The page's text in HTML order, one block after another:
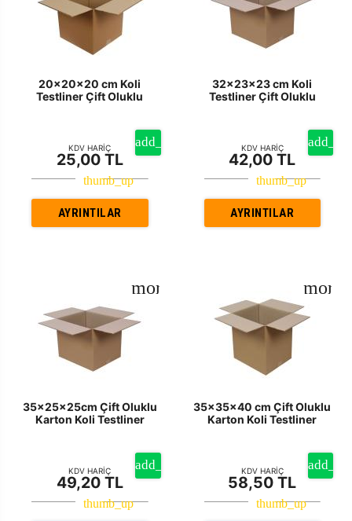
20x20x20 cm Koli
Testliner Çift Oluklu
KDV HARİÇ
25,00 TL
AYRINTILAR
32x23x23 cm Koli
Testliner Çift Oluklu
KDV HARİÇ
42,00 TL
AYRINTILAR
35x25x25cm Çift Oluklu
Karton Koli Testliner
KDV HARİÇ
49,20 TL
35x35x40 cm Çift Oluklu
Karton Koli Testliner
KDV HARİÇ
58,50 TL